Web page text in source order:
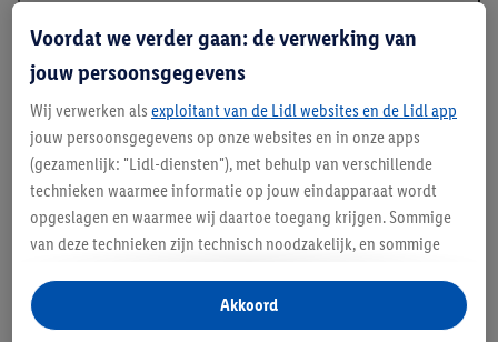
Lupilu - Europa's nr. 1 merk voor houten speelgoed
Handleidingen en downloads
Voordat we verder gaan: de verwerking van
jouw persoonsgegevens
Wij verwerken als exploitant van de Lidl websites en de Lidl app
jouw persoonsgegevens op onze websites en in onze apps
(gezamenlijk: "Lidl-diensten"), met behulp van verschillende
technieken waarmee informatie op jouw eindapparaat wordt
opgeslagen en waarmee wij daartoe toegang krijgen. Sommige
van deze technieken zijn technisch noodzakelijk, en sommige
opslaan van voorkeursinstellingen, het verzamelen en
analyseren van statistieken of voor het tonen van
Akkoord